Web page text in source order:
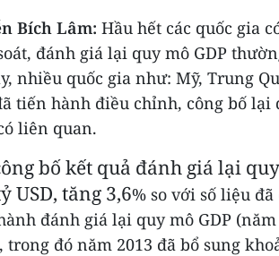
Bích Lâm: Hầu hết các quốc gia
đánh giá lại quy mô GDP
nhiều quốc gia như: Mỹ, Trung
tiến hành điều chỉnh, công bố lại
liên quan.
bố kết quả đánh giá lại
USD, tăng 3,6% so với số liệu
đánh giá lại quy mô GDP (năm
đó năm 2013 đã bổ sung